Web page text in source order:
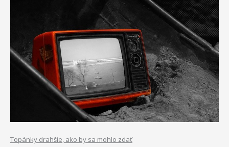
Topánky drahšie, ako by sa mohlo zdať